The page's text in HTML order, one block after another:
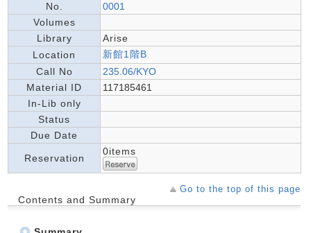
No.
0001
Volumes
Library
Arise
Location
新館1階B
Call No
235.06/KYO
Material ID
117185461
In-Lib only
Status
Due Date
Reservation
0items
Go to the top of this page
Contents and Summary